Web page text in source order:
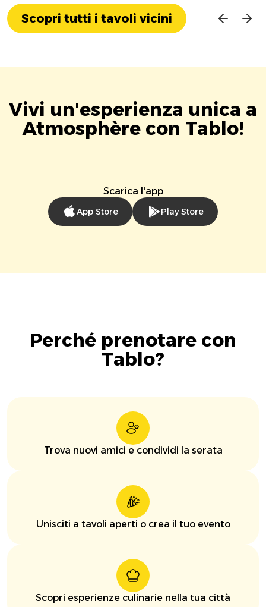
Scopri tutti i tavoli vicini
Vivi un'esperienza unica a
Atmosphère con Tablo!
Scarica l'app
App Store Play Store
Perché prenotare con
Tablo?
Trova nuovi amici e condividi la serata
Unisciti a tavoli aperti o crea il tuo evento
Scopri esperienze culinarie nella tua città